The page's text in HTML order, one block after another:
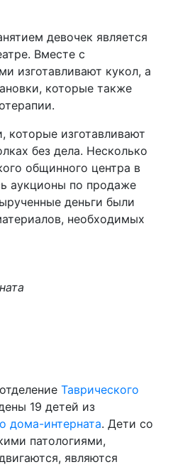
девочек является
Вместе с
изготавливают кукол, а
которые также
которые изготавливают
без дела. Несколько
общинного центра в
аукционы по продаже
деньги были
необходимых
Таврического
19 детей из
дома-интерната. Дети со
патологиями,
являются